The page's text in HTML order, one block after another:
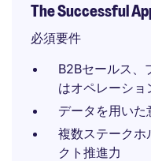
The Successful
必須要件
B2Bセールス、
はオペレーショ
データを用い
複数ステークホ
クト推進力